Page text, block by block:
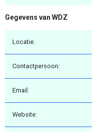
Gegevens van WDZ
Locatie:
Contactpersoon:
Email:
Website: